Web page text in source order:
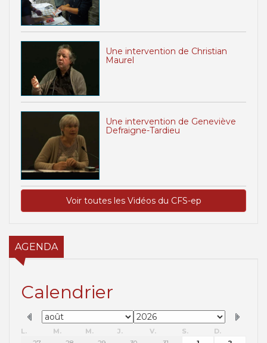
Une intervention de Christian
Maurel
Une intervention de Geneviève
Defraigne-Tardieu
Voir toutes les Vidéos du CFS-ep
AGENDA
Calendrier
L. M. M. J. V. S.
D.